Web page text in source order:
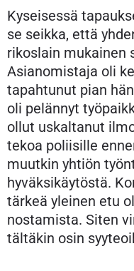
Kyseisessä
se seikka, että
rikoslain mukainen
Asianomistaja oli
tapahtunut pian
oli pelännyt
ollut uskaltanut
tekoa poliisille
muutkin yhtiön
hyväksikäytöstä.
tärkeä yleinen etu
nostamista. Siten
tältäkin osin